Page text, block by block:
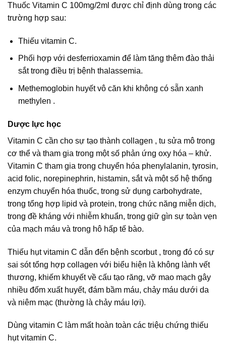
Thuốc Vitamin C 100mg/2ml được chỉ định dùng trong các
trường hợp sau:
Thiếu vitamin C.
Phối hợp với desferrioxamin để làm tăng thêm đào thải
sắt trong điều trị bệnh thalassemia.
Methemoglobin huyết vô căn khi không có sẵn xanh
methylen .
Dược lực học
Vitamin C cần cho sự tạo thành collagen , tu sửa mô trong
cơ thể và tham gia trong một số phản ứng oxy hóa – khử.
Vitamin C tham gia trong chuyển hóa phenylalanin, tyrosin,
acid folic, norepinephrin, histamin, sắt và một số hệ thống
enzym chuyển hóa thuốc, trong sử dụng carbohydrate,
trong tổng hợp lipid và protein, trong chức năng miễn dịch,
trong đề kháng với nhiễm khuẩn, trong giữ gìn sự toàn vẹn
của mạch máu và trong hô hấp tế bào.
Thiếu hụt vitamin C dẫn đến bệnh scorbut , trong đó có sự
sai sót tổng hợp collagen với biểu hiện là không lành vết
thương, khiếm khuyết về cấu tạo răng, vỡ mao mạch gây
nhiều đốm xuất huyết, đám bầm máu, chảy máu dưới da
và niêm mạc (thường là chảy máu lợi).
Dùng vitamin C làm mất hoàn toàn các triệu chứng thiếu
hụt vitamin C.